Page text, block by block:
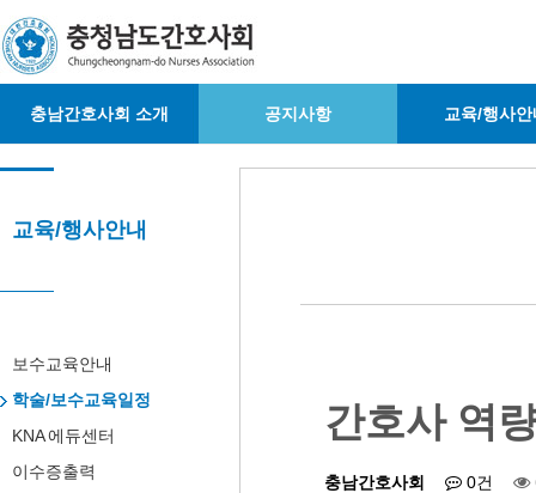
충남간호사회 소개 공지사항 교육/행사안
교육/행사안내
보수교육안내
학술/보수교육일정
KNA 에듀센터
이수증출력
간호사 역
충남간호사회 0건